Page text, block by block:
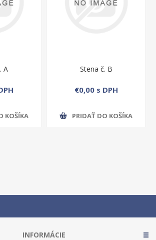
A
KOŠÍKA
Stena č. B
€0,00 s DPH
PRIDAŤ DO KOŠÍKA
INFORMÁCIE